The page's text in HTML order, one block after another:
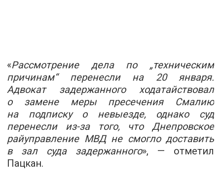
«Рассмотрение дела по „техническим
причинам“ перенесли на 20 января.
Адвокат задержанного ходатайствовал
о замене меры пресечения Смалию
на подписку о невыезде, однако суд
перенесли из-за того, что Днепровское
райуправление МВД не смогло доставить
в зал суда задержанного», — отметил
Пацкан.